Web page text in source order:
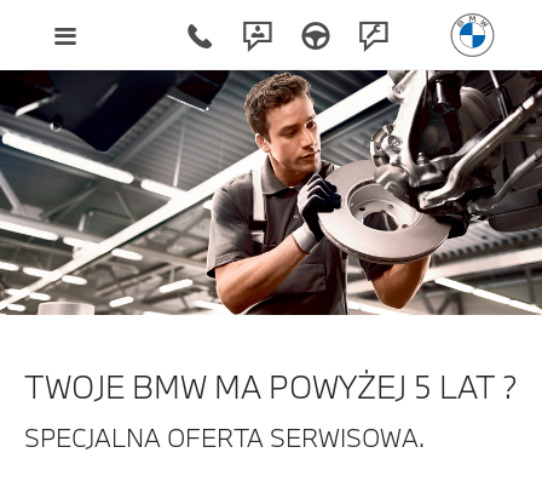
TWOJE BMW MA POWYŻEJ 5 LAT ?
SPECJALNA OFERTA SERWISOWA.